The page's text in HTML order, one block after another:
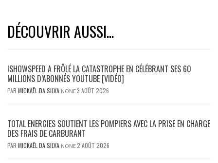
DÉCOUVRIR AUSSI...
ISHOWSPEED A FRÔLÉ LA CATASTROPHE EN CÉLÉBRANT SES 60
MILLIONS D’ABONNÉS YOUTUBE [VIDÉO]
PAR MICKAËL DA SILVA NONE3 AOÛT 2026
TOTAL ENERGIES SOUTIENT LES POMPIERS AVEC LA PRISE EN CHARGE
DES FRAIS DE CARBURANT
PAR MICKAËL DA SILVA NONE2 AOÛT 2026